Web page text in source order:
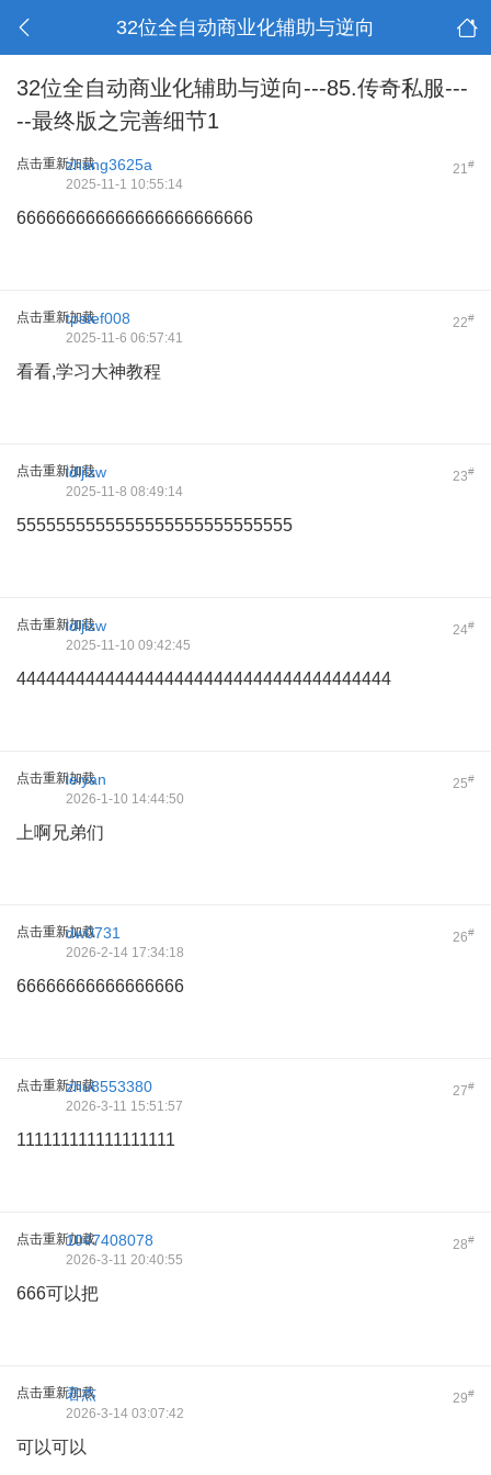
32位全自动商业化辅助与逆向
32位全自动商业化辅助与逆向---85.传奇私服---
--最终版之完善细节1
点击重新加载 21#
zhang3625a
2025-11-1 10:55:14
666666666666666666666666
点击重新加载 22#
tpstef008
2025-11-6 06:57:41
看看,学习大神教程
点击重新加载 23#
ldljlzw
2025-11-8 08:49:14
5555555555555555555555555555
点击重新加载 24#
ldljlzw
2025-11-10 09:42:45
44444444444444444444444444444444444444
点击重新加载 25#
leiyan
2026-1-10 14:44:50
上啊兄弟们
点击重新加载 26#
dw0731
2026-2-14 17:34:18
66666666666666666
点击重新加载 27#
zhu8553380
2026-3-11 15:51:57
111111111111111111
点击重新加载 28#
1047408078
2026-3-11 20:40:55
666可以把
点击重新加载 29#
君杰
2026-3-14 03:07:42
可以可以